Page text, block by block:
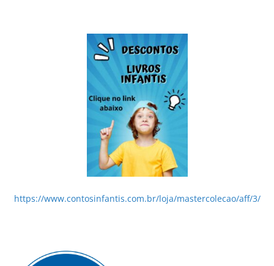
https://www.contosinfantis.com.br/loja/mastercolecao/aff/3/